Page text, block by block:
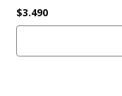
$3.490